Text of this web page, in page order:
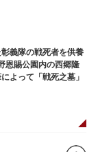
義隊の戦死者を供養
恩賜公園内の西郷隆
よって「戦死之墓」